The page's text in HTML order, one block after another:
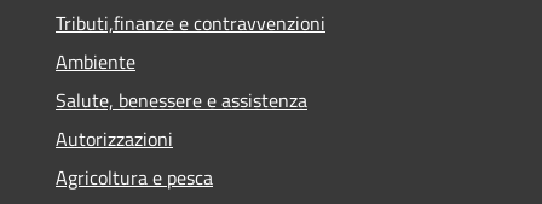
Tributi,finanze e contravvenzioni
Ambiente
Salute, benessere e assistenza
Autorizzazioni
Agricoltura e pesca